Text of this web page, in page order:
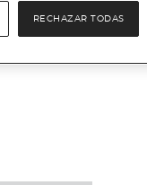
RECHAZAR TODAS